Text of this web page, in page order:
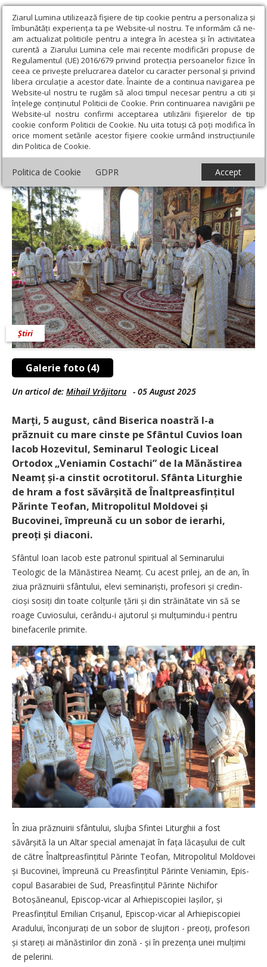
Ziarul Lumina utilizează fişiere de tip cookie pentru a personaliza și
îmbunătăți experiența ta pe Website-ul nostru. Te informăm că ne-
am actualizat politicile pentru a integra în acestea și în activitatea
curentă a Ziarului Lumina cele mai recente modificări propuse de
Regulamentul (UE) 2016/679 privind protecția persoanelor fizice în
ceea ce privește prelucrarea datelor cu caracter personal și privind
libera circulație a acestor date. Înainte de a continua navigarea pe
Website-ul nostru te rugăm să aloci timpul necesar pentru a citi și
înțelege conținutul Politicii de Cookie. Prin continuarea navigării pe
Website-ul nostru confirmi acceptarea utilizării fişierelor de tip
cookie conform Politicii de Cookie. Nu uita totuși că poți modifica în
orice moment setările acestor fişiere cookie urmând instrucțiunile
din Politica de Cookie.
Politica de Cookie GDPR Accept
Ziarul Lumina › Actualitate religioasă › Știri › Seminarul Teologic
Ortodox de la Mănăstirea Neamț și-a cinstit ocrotitorul spiritual
Seminarul Teologic Ortodox de la
Mănăstirea Neamț și-a cinstit ocrotitorul
spiritual
Galerie foto (4)
Știri
Un articol de: Mihail Vrăjitoru - 05 August 2025
Marți, 5 august, când Biserica noastră l-a
prăznuit cu mare cinste pe Sfântul Cuvios Ioan
Iacob Hozevitul, Seminarul Teologic Liceal
Ortodox „Veniamin Costachi” de la Mănăstirea
Neamț și-a cinstit ocrotitorul. Sfânta Liturghie
de hram a fost săvârșită de Înaltpreasfințitul
Părinte Teofan, Mitropolitul Moldovei și
Bucovinei, împreună cu un sobor de ierarhi,
preoți și diaconi.
Sfântul Ioan Iacob este patronul spiritual al Seminarului
Teologic de la Mănăstirea Neamț. Cu acest prilej, an de an, în
ziua prăznuirii sfântului, elevi seminariști, profesori și credin­
cioși sosiți din toate colțurile țării și din străinătate vin să se
roage Cuvio­sului, cerându-i ajutorul și mulțu­min­du-i pentru
binefacerile primite.
În ziua prăznuirii sfântului, slujba Sfintei Liturghii a fost
săvârșită la un Altar special amenajat în fața lăcașului de cult
de către Înalt­prea­sfințitul Părinte Teofan, Mitropolitul Moldovei
și Bucovinei, împreună cu Preasfințitul Părinte Veniamin, Epis­
copul Basarabiei de Sud, Prea­sfin­țitul Părinte Nichifor
Botoșăn­ea­nul, Episcop-vicar al Arhiepiscopiei Iașilor, și
Preasfințitul Emilian Crișanul, Episcop-vicar al Arhiepiscopiei
Aradului, înconjurați de un sobor de slujitori - preoți, profesori
și stareți ai mănăstirilor din zonă - și în prezența unei mulțimi
de pelerini.